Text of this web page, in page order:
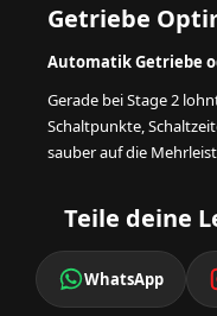
Getriebe
Automatik Getriebe
Gerade bei Stage 2
Schaltpunkte,
sauber auf die
Teile deine
WhatsApp